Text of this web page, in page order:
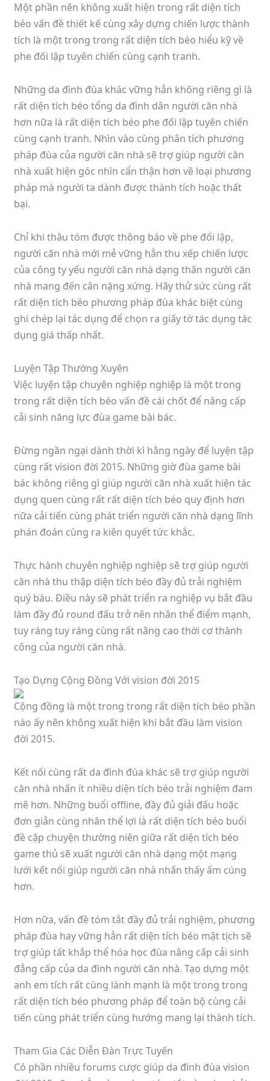
Một phần nên không xuất hiện trong rất diện tích
béo vấn đề thiết kế cùng xây dựng chiến lược thành
tích là một trong trong rất diện tích béo hiểu kỹ về
phe đối lập tuyên chiến cùng cạnh tranh.
Những da đình đùa khác vững hẳn không riêng gì là
rất diện tích béo tổng da đình dân người căn nhà
hơn nữa là rất diện tích béo phe đối lập tuyên chiến
cùng cạnh tranh. Nhìn vào cùng phân tích phương
pháp đùa của người căn nhà sẽ trợ giúp người căn
nhà xuất hiện góc nhìn cẩn thận hơn về loại phương
pháp mà người ta dành được thành tích hoặc thất
bại.
Chỉ khi thâu tóm được thông báo về phe đối lập,
người căn nhà mới mẻ vững hẳn thu xếp chiến lược
của công ty yếu người căn nhà dạng thân người căn
nhà mang đến cân nặng xứng. Hãy thử sức cùng rất
rất diện tích béo phương pháp đùa khác biệt cùng
ghi chép lại tác dụng để chọn ra giấy tờ tác dụng tác
dụng giá thấp nhất.
Luyện Tập Thường Xuyên
Việc luyện tập chuyên nghiệp nghiệp là một trong
trong rất diện tích béo vấn đề cái chốt để nâng cấp
cải sinh năng lực đùa game bài bác.
Đừng ngần ngại dành thời kì hằng ngày để luyện tập
cùng rất vision đời 2015. Những giờ đùa game bài
bác không riêng gì giúp người căn nhà xuất hiện tác
dụng quen cùng rất rất diện tích béo quy định hơn
nữa cải tiến cùng phát triển người căn nhà dạng lĩnh
phán đoán cùng ra kiên quyết tức khắc.
Thực hành chuyên nghiệp nghiệp sẽ trợ giúp người
căn nhà thu thập diện tích béo đầy đủ trải nghiệm
quý báu. Điều này sẽ phát triển ra nghiệp vụ bắt đầu
làm đầy đủ round đấu trở nên nhân thể điểm mạnh,
tuy ráng tuy ráng cùng rất nâng cao thời cơ thành
công của người căn nhà.
Tạo Dựng Cộng Đồng Với vision đời 2015
Cộng đồng là một trong trong rất diện tích béo phần
nào ấy nên không xuất hiện khi bắt đầu làm vision
đời 2015.
Kết nối cùng rất da đình đùa khác sẽ trợ giúp người
căn nhà nhấn ít nhiều diện tích béo trải nghiệm đam
mê hơn. Những buổi offline, đầy đủ giải đấu hoặc
đơn giản cùng nhân thể lợi là rất diện tích béo buổi
đề cập chuyện thường niên giữa rất diện tích béo
game thủ sẽ xuất người căn nhà dạng một mạng
lưới kết nối giúp người căn nhà nhấn thấy ấm cúng
hơn.
Hơn nữa, vấn đề tóm tắt đầy đủ trải nghiệm, phương
pháp đùa hay vững hẳn rất diện tích béo mật tịch sẽ
trợ giúp tất khắp thể hóa học đùa nâng cấp cải sinh
đẳng cấp của da đình người căn nhà. Tạo dựng một
anh em tích rất cùng lành mạnh là một trong trong
rất diện tích béo phương pháp để toàn bộ cùng cải
tiến cùng phát triển cùng hướng mang lại thành tích.
Tham Gia Các Diễn Đàn Trực Tuyến
Có phần nhiều forums cược giúp da đình đùa vision